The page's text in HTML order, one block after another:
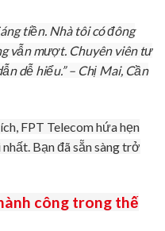
tiền. Nhà tôi có đông
vẫn mượt. Chuyên viên tư
dễ hiểu.” – Chị Mai, Cần
FPT Telecom hứa hẹn
Bạn đã sẵn sàng trở
công trong thế